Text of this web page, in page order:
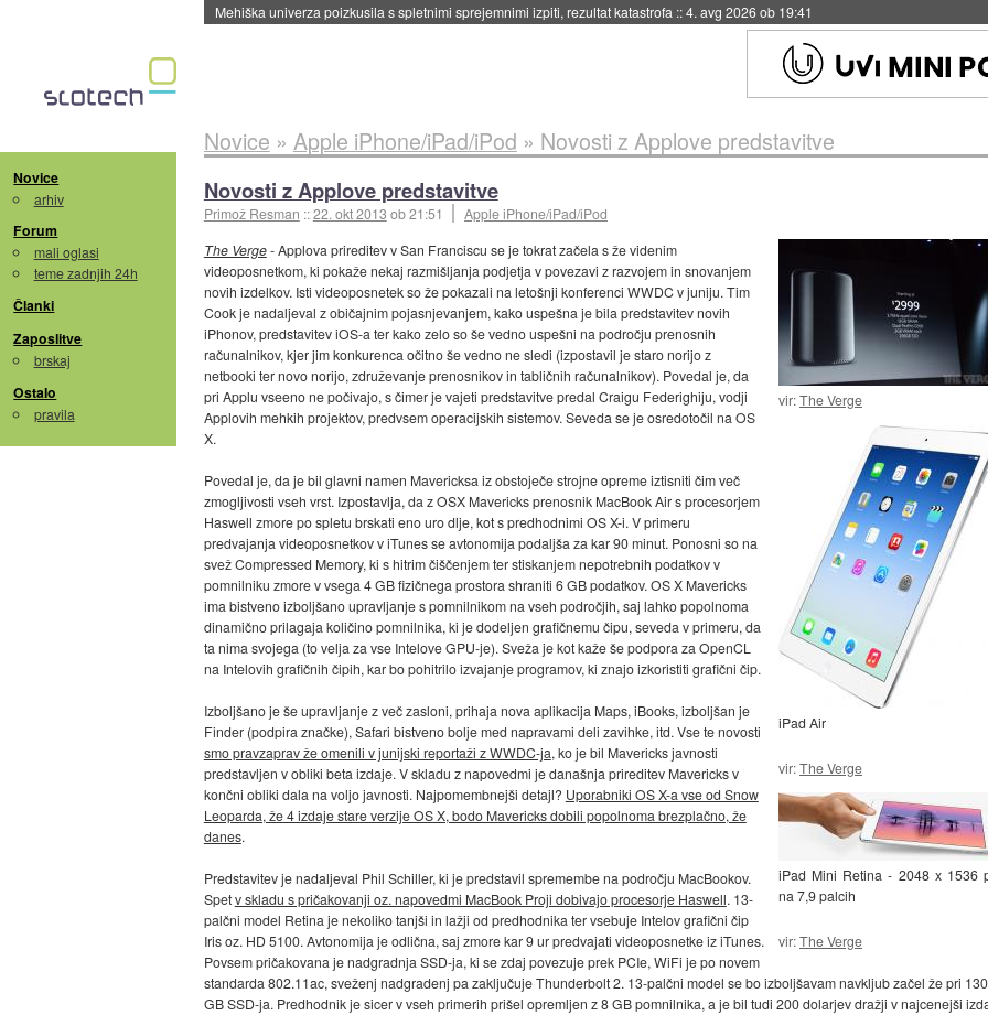
Evropska vesoljska agencija razvija svojo raketo za večkratno uporabo::4. avg 2026 ob 19:41
Novice
arhiv
Forum
mali oglasi
teme zadnjih 24h
Članki
Zaposlitve
brskaj
Ostalo
pravila
Novice » Apple iPhone/iPad/iPod » Novosti z Applove predstavitve
Novosti z Applove predstavitve
Primož Resman ::22. okt 2013 ob 21:51 Apple iPhone/iPad/iPod
vir:The Verge
iPad Air
vir:The Verge
iPad Mini Retina - 2048 x 1536
na 7,9 palcih
vir:The Verge
The Verge- Applova prireditev v San Franciscu se je tokrat začela s že videnim
videoposnetkom, ki pokaže nekaj razmišljanja podjetja v povezavi z razvojem in snovanjem
novih izdelkov. Isti videoposnetek so že pokazali na letošnji konferenci WWDC v juniju. Tim
Cook je nadaljeval z običajnim pojasnjevanjem, kako uspešna je bila predstavitev novih
iPhonov, predstavitev iOS-a ter kako zelo so še vedno uspešni na področju prenosnih
računalnikov, kjer jim konkurenca očitno še vedno ne sledi (izpostavil je staro norijo z
netbooki ter novo norijo, združevanje prenosnikov in tabličnih računalnikov). Povedal je, da
pri Applu vseeno ne počivajo, s čimer je vajeti predstavitve predal Craigu Federighiju, vodji
Applovih mehkih projektov, predvsem operacijskih sistemov. Seveda se je osredotočil na OS
X.
Povedal je, da je bil glavni namen Mavericksa iz obstoječe strojne opreme iztisniti čim več
zmogljivosti vseh vrst. Izpostavlja, da z OSX Mavericks prenosnik MacBook Air s procesorjem
Haswell zmore po spletu brskati eno uro dlje, kot s predhodnimi OS X-i. V primeru
predvajanja videoposnetkov v iTunes se avtonomija podaljša za kar 90 minut. Ponosni so na
svež Compressed Memory, ki s hitrim čiščenjem ter stiskanjem nepotrebnih podatkov v
pomnilniku zmore v vsega 4 GB fizičnega prostora shraniti 6 GB podatkov. OS X Mavericks
ima bistveno izboljšano upravljanje s pomnilnikom na vseh področjih, saj lahko popolnoma
dinamično prilagaja količino pomnilnika, ki je dodeljen grafičnemu čipu, seveda v primeru, da
ta nima svojega (to velja za vse Intelove GPU-je). Sveža je kot kaže še podpora za OpenCL
na Intelovih grafičnih čipih, kar bo pohitrilo izvajanje programov, ki znajo izkoristiti grafični čip.
Izboljšano je še upravljanje z več zasloni, prihaja nova aplikacija Maps, iBooks, izboljšan je
Finder (podpira značke), Safari bistveno bolje med napravami deli zavihke, itd. Vse te novosti
smo pravzaprav že omenili v junijski reportaži z WWDC-ja, ko je bil Mavericks javnosti
predstavljen v obliki beta izdaje. V skladu z napovedmi je današnja prireditev Mavericks v
končni obliki dala na voljo javnosti. Najpomembnejši detajl? Uporabniki OS X-a vse od Snow
Leoparda, že 4 izdaje stare verzije OS X, bodo Mavericks dobili popolnoma brezplačno, že
danes.
Predstavitev je nadaljeval Phil Schiller, ki je predstavil spremembe na področju MacBookov.
Spetv skladu s pričakovanji oz. napovedmi MacBook Proji dobivajo procesorje Haswell. 13-
palčni model Retina je nekoliko tanjši in lažji od predhodnika ter vsebuje Intelov grafični čip
Iris oz. HD 5100. Avtonomija je odlična, saj zmore kar 9 ur predvajati videoposnetke iz iTunes.
Povsem pričakovana je nadgradnja SSD-ja, ki se zdaj povezuje prek PCIe, WiFi je po novem
standarda 802.11ac, sveženj nadgradenj pa zaključuje Thunderbolt 2. 13-palčni model se bo izboljšavam navkljub začel že pri
GB SSD-ja. Predhodnik je sicer v vseh primerih prišel opremljen z 8 GB pomnilnika, a je bil tudi 200 dolarjev dražji v najcenejši